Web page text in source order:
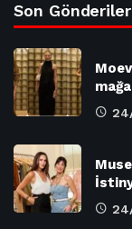
Son Gönderiler